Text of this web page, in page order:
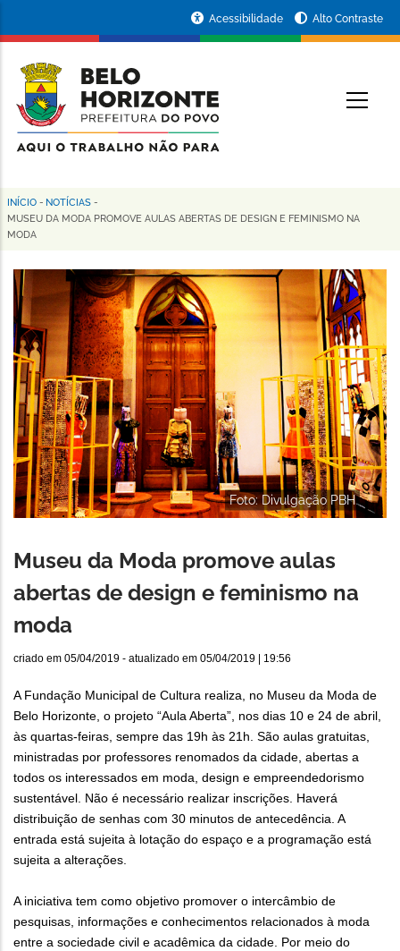
conteúdo
principal
da
Prefeitura
de
Horizonte
Acessibilidade Alto Contraste
Trilha
de
navegação
INÍCIO - NOTÍCIAS -
MUSEU DA MODA PROMOVE AULAS ABERTAS DE DESIGN E FEMINISMO NA
MODA
Foto: Divulgação PBH
Museu da Moda promove aulas
abertas de design e feminismo na
moda
criado em 05/04/2019 - atualizado em 05/04/2019 | 19:56
A Fundação Municipal de Cultura realiza, no Museu da Moda de
Belo Horizonte, o projeto “Aula Aberta”, nos dias 10 e 24 de abril,
às quartas-feiras, sempre das 19h às 21h. São aulas gratuitas,
ministradas por professores renomados da cidade, abertas a
todos os interessados em moda, design e empreendedorismo
sustentável. Não é necessário realizar inscrições. Haverá
distribuição de senhas com 30 minutos de antecedência. A
entrada está sujeita à lotação do espaço e a programação está
sujeita a alterações.
A iniciativa tem como objetivo promover o intercâmbio de
pesquisas, informações e conhecimentos relacionados à moda
entre a sociedade civil e acadêmica da cidade. Por meio do